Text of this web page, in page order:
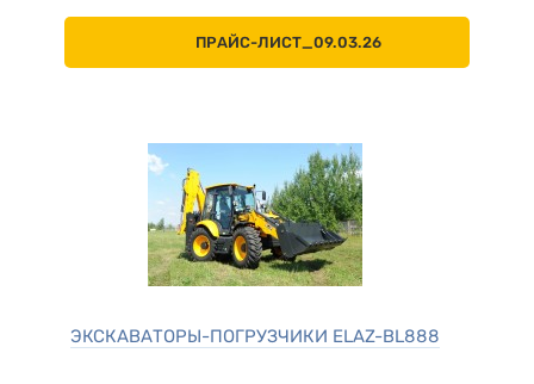
ПРАЙС-ЛИСТ_09.03.26
ЭКСКАВАТОРЫ-ПОГРУЗЧИКИ ELAZ-BL888